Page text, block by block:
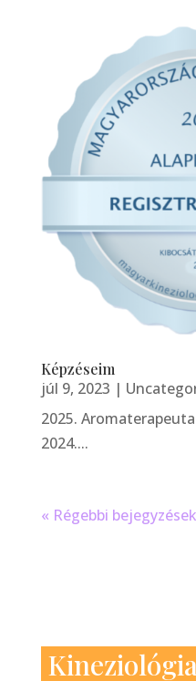
Képzéseim
júl 9, 2023 |
2025.
2024....
« Régebbi bejegyzések